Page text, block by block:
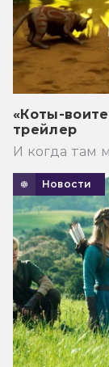
«Коты-
трейлер
И когда там
Новости